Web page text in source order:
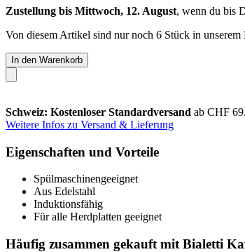
Zustellung bis Mittwoch, 12. August, wenn du bis
Von diesem Artikel sind nur noch 6 Stück in
In den Warenkorb
Schweiz: Kostenloser Standardversand ab CHF
Weitere Infos zu Versand & Lieferung
Eigenschaften und Vorteile
Spülmaschinengeeignet
Aus Edelstahl
Induktionsfähig
Für alle Herdplatten geeignet
Häufig zusammen gekauft mit Bialetti